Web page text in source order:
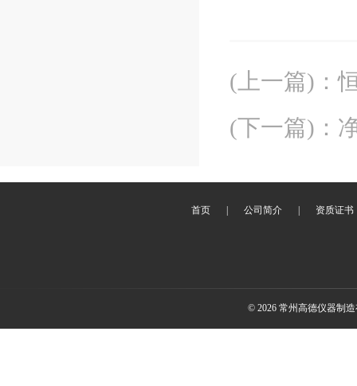
(上一篇) ：
(下一篇) ：
首页 公司简介 资质证书
© 2026 常州高德仪器制